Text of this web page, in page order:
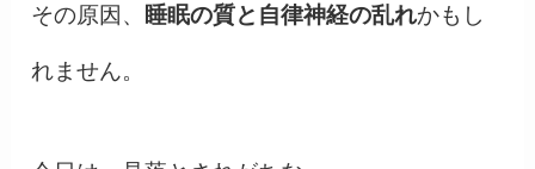
その原因、 睡眠の質と自律神経の乱れかもし
れません。